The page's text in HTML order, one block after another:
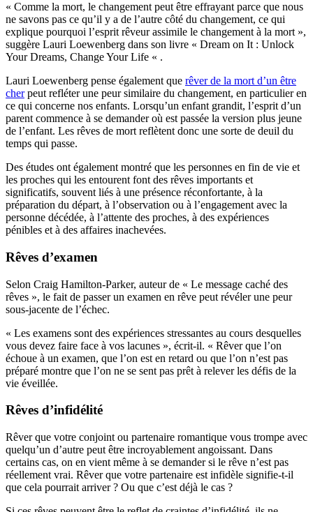
« Comme la mort, le changement peut être effrayant parce que nous
ne savons pas ce qu’il y a de l’autre côté du changement, ce qui
explique pourquoi l’esprit rêveur assimile le changement à la mort »,
suggère Lauri Loewenberg dans son livre « Dream on It : Unlock
Your Dreams, Change Your Life « .
Lauri Loewenberg pense également que rêver de la mort d’un être
cherpeut refléter une peur similaire du changement, en particulier en
ce qui concerne nos enfants. Lorsqu’un enfant grandit, l’esprit d’un
parent commence à se demander où est passée la version plus jeune
de l’enfant. Les rêves de mort reflètent donc une sorte de deuil du
temps qui passe.
Des études ont également montré que les personnes en fin de vie et
les proches qui les entourent font des rêves importants et
significatifs, souvent liés à une présence réconfortante, à la
préparation du départ, à l’observation ou à l’engagement avec la
personne décédée, à l’attente des proches, à des expériences
pénibles et à des affaires inachevées.
Rêves d’examen
Selon Craig Hamilton-Parker, auteur de « Le message caché des
rêves », le fait de passer un examen en rêve peut révéler une peur
sous-jacente de l’échec.
« Les examens sont des expériences stressantes au cours desquelles
vous devez faire face à vos lacunes », écrit-il. « Rêver que l’on
échoue à un examen, que l’on est en retard ou que l’on n’est pas
préparé montre que l’on ne se sent pas prêt à relever les défis de la
vie éveillée.
Rêves d’infidélité
Rêver que votre conjoint ou partenaire romantique vous trompe avec
quelqu’un d’autre peut être incroyablement angoissant. Dans
certains cas, on en vient même à se demander si le rêve n’est pas
réellement vrai. Rêver que votre partenaire est infidèle signifie-t-il
que cela pourrait arriver ? Ou que c’est déjà le cas ?